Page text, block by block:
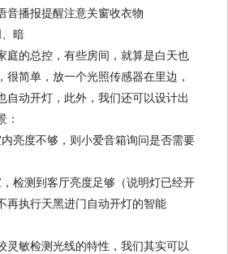
音播报提醒注意关窗收衣物
暗
庭的总控，有些房间，就算是白天也
很简单，放一个光照传感器在里边，
自动开灯，此外，我们还可以设计出
：
亮度不够，则小爱音箱询问是否需要
检测到客厅亮度足够（说明灯已经开
再执行天黑进门自动开灯的智能
灵敏检测光线的特性，我们其实可以